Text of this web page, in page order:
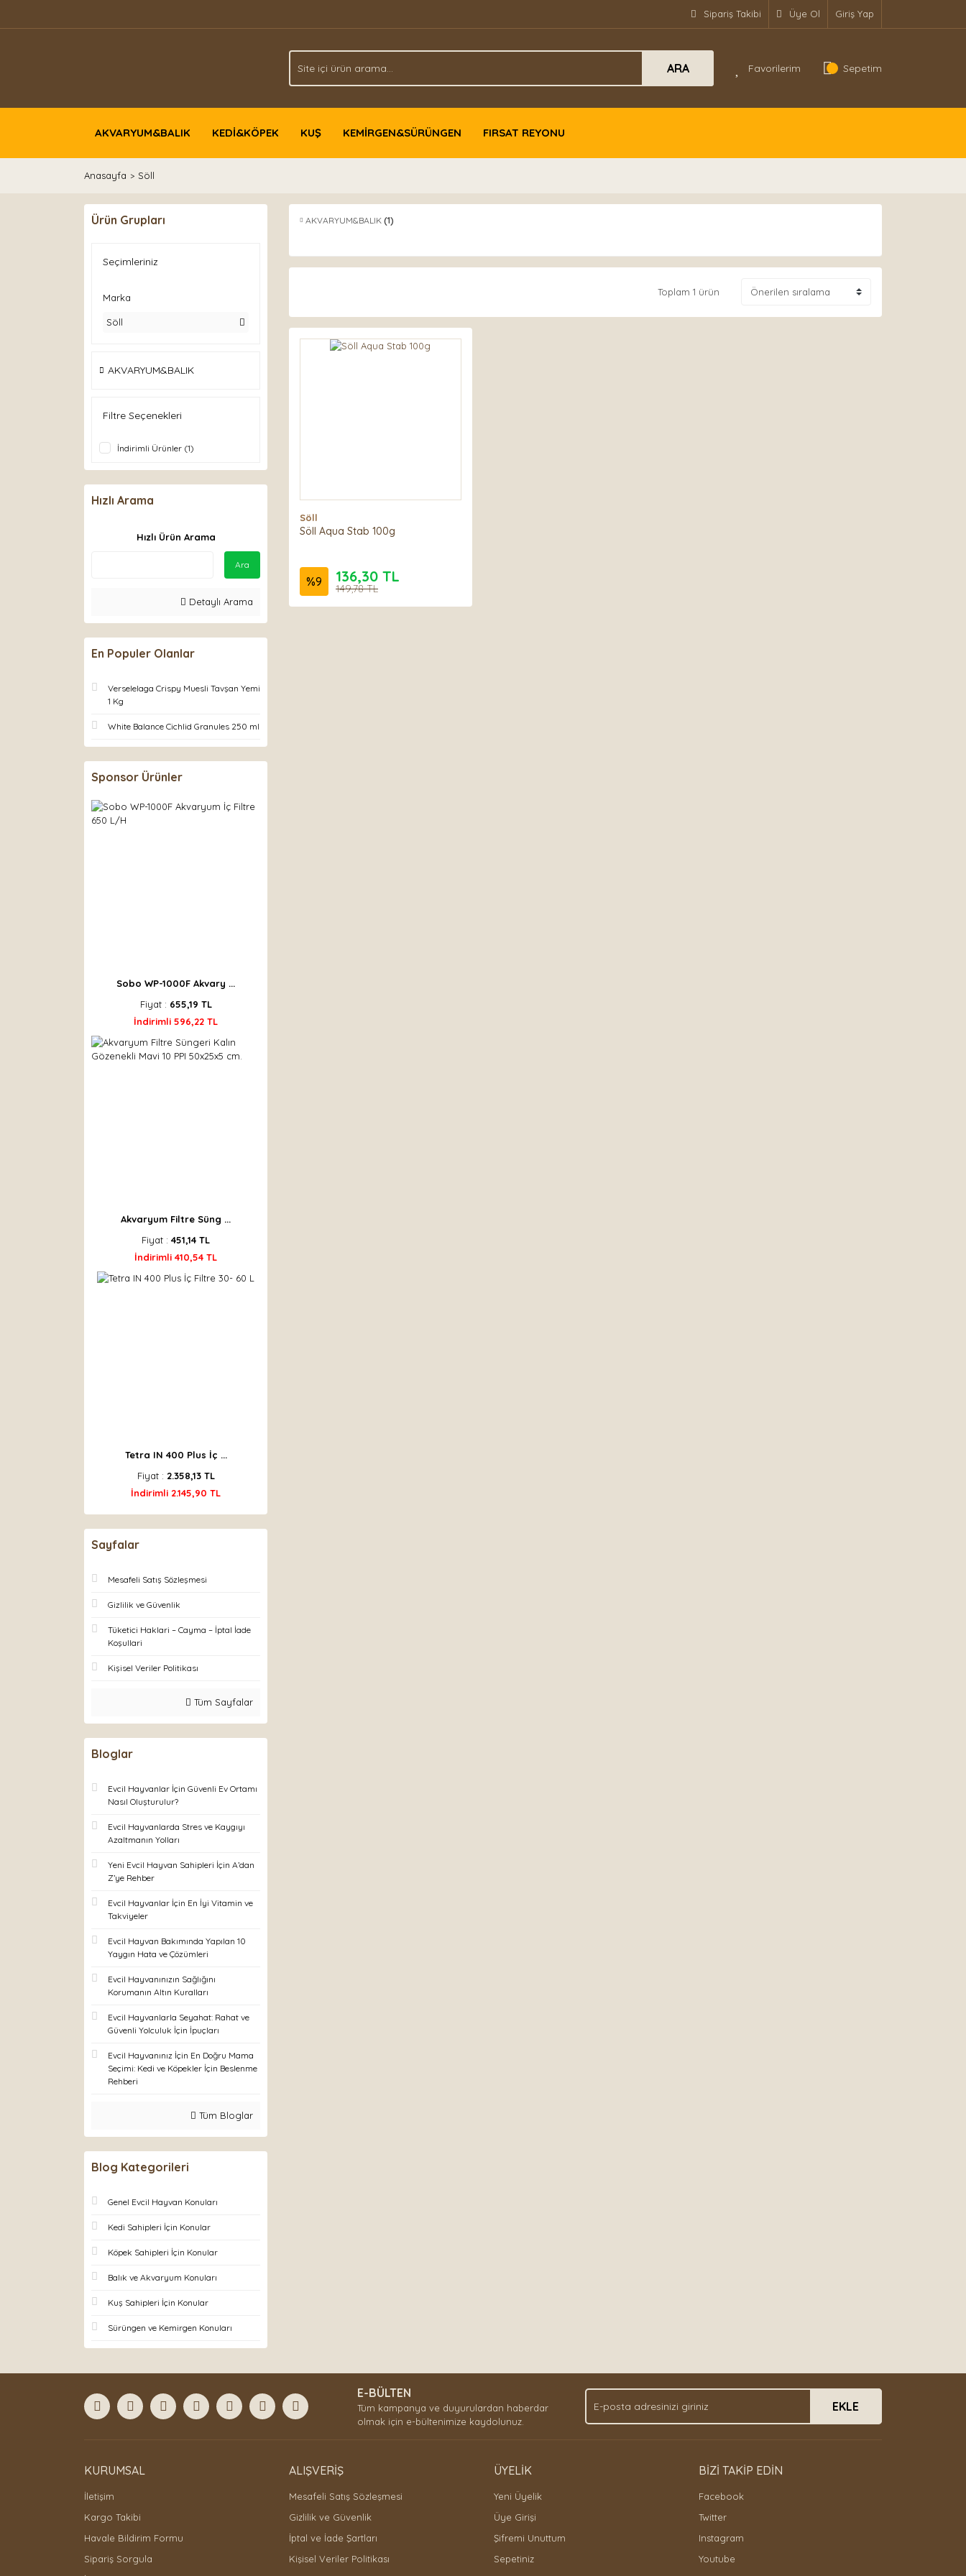
Sipariş Takibi Üye Ol Giriş Yap
ARA Favorilerim Sepetim
AKVARYUM&BALIK KEDİ&KÖPEK KUŞ KEMİRGEN&SÜRÜNGEN FIRSAT REYONU
Anasayfa Söll
Ürün Grupları
Seçimleriniz
Marka
Söll
AKVARYUM&BALIK
Filtre Seçenekleri
İndirimli Ürünler (1)
Hızlı Arama
Hızlı Ürün Arama
Ara
Detaylı Arama
En Populer Olanlar
Verselelaga Crispy Muesli Tavşan Yemi
1 Kg
White Balance Cichlid Granules 250 ml
Sponsor Ürünler
Sobo WP-1000F Akvary ...
Fiyat : 655,19 TL
İndirimli 596,22 TL
Akvaryum Filtre Süng ...
Fiyat : 451,14 TL
İndirimli 410,54 TL
Tetra IN 400 Plus İç ...
Fiyat : 2.358,13 TL
İndirimli 2.145,90 TL
Sayfalar
Mesafeli Satış Sözleşmesi
Gizlilik ve Güvenlik
Tüketici Haklari – Cayma – İptal İade
Koşullari
Kişisel Veriler Politikası
Tüm Sayfalar
Bloglar
Evcil Hayvanlar İçin Güvenli Ev Ortamı
Nasıl Oluşturulur?
Evcil Hayvanlarda Stres ve Kaygıyı
Azaltmanın Yolları
Yeni Evcil Hayvan Sahipleri İçin A’dan
Z’ye Rehber
Evcil Hayvanlar İçin En İyi Vitamin ve
Takviyeler
Evcil Hayvan Bakımında Yapılan 10
Yaygın Hata ve Çözümleri
Evcil Hayvanınızın Sağlığını
Korumanın Altın Kuralları
Evcil Hayvanlarla Seyahat: Rahat ve
Güvenli Yolculuk İçin İpuçları
Evcil Hayvanınız İçin En Doğru Mama
Seçimi: Kedi ve Köpekler İçin Beslenme
Rehberi
Tüm Bloglar
Blog Kategorileri
Genel Evcil Hayvan Konuları
Kedi Sahipleri İçin Konular
Köpek Sahipleri İçin Konular
Balık ve Akvaryum Konuları
Kuş Sahipleri İçin Konular
Sürüngen ve Kemirgen Konuları
AKVARYUM&BALIK (1)
Toplam 1 ürün
Söll
Söll Aqua Stab 100g
%9 136,30 TL
149,78 TL
E-BÜLTEN
Tüm kampanya ve duyurulardan haberdar
olmak için e-bültenimize kaydolunuz.
EKLE
KURUMSAL
İletişim
Kargo Takibi
Havale Bildirim Formu
Sipariş Sorgula
ALIŞVERİŞ
Mesafeli Satış Sözleşmesi
Gizlilik ve Güvenlik
İptal ve İade Şartları
Kişisel Veriler Politikası
ÜYELİK
Yeni Üyelik
Üye Girişi
Şifremi Unuttum
Sepetiniz
BİZİ TAKİP EDİN
Facebook
Twitter
Instagram
Youtube